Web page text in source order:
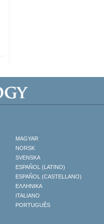
MAGYAR
NORSK
SVENSKA
ESPAÑOL (LATINO)
ESPAÑOL (CASTELLANO)
ΕΛΛΗΝΙΚA
ITALIANO
PORTUGUÊS